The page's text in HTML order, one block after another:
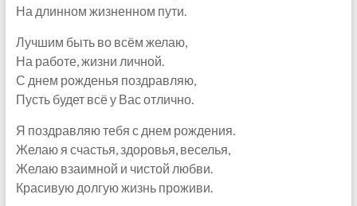
На длинном жизненном пути.
Лучшим быть во всём желаю,
На работе, жизни личной.
С днем рожденья поздравляю,
Пусть будет всё у Вас отлично.
Я поздравляю тебя с днем рождения.
Желаю я счастья, здоровья, веселья,
Желаю взаимной и чистой любви.
Красивую долгую жизнь проживи.